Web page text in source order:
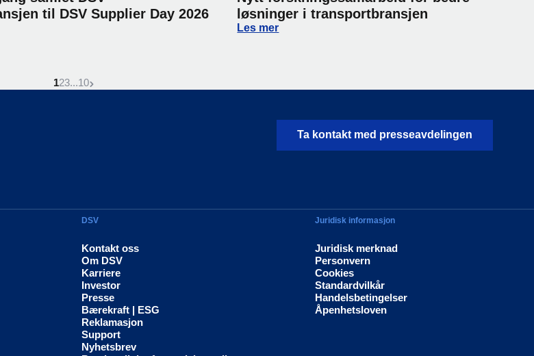
til DSV Supplier Day 2026
samlet DSV logistikkbransjen til DSV Supplier Day 2026
løsninger i transportbransjen
Nytt forskningssamarbeid for bedre løsninger i
Les mer
Denne side er
1Gå til siden
2Gå til siden
3...Gå til siden
10Neste side
Ta kontakt med presseavdelingen
DSV
Kontakt oss
Om DSV
Karriere
Investor
Presse
Bærekraft | ESG
Reklamasjon
Support
Nyhetsbrev
Juridisk informasjon
Juridisk merknad
Personvern
Cookies
Standardvilkår
Handelsbetingelser
Åpenhetsloven